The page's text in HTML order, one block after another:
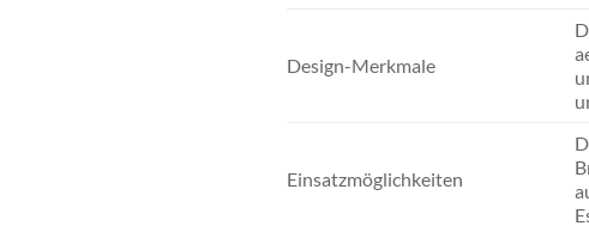
Design-Merkmale
Einsatzmöglichkeiten